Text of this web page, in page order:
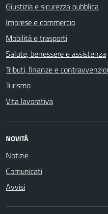
Giustizia e sicurezza pubblica
Imprese e commercio
Mobilità e trasporti
Salute, benessere e assistenza
Tributi, finanze e
Turismo
Vita lavorativa
NOVITÀ
Notizie
Comunicati
Avvisi